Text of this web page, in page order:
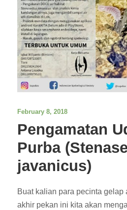
February 8, 2018
Pengamatan
Purba
javanicus)
Buat kalian para pecinta
akhir pekan ini kita akan